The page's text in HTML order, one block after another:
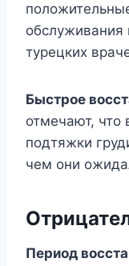
обслуживания
турецких
Быстрое
отмечают, что
подтяжки
чем они
Период